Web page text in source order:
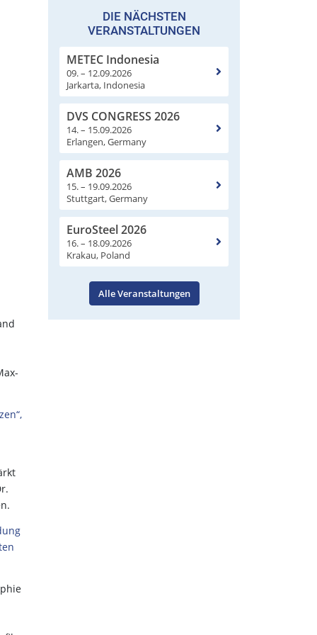
DIE NÄCHSTEN
VERANSTALTUNGEN
METEC Indonesia
09. – 12.09.2026
Jarkarta, Indonesia
DVS CONGRESS 2026
14. – 15.09.2026
Erlangen, Germany
AMB 2026
15. – 19.09.2026
Stuttgart, Germany
EuroSteel 2026
16. – 18.09.2026
Krakau, Poland
Alle Veranstaltungen